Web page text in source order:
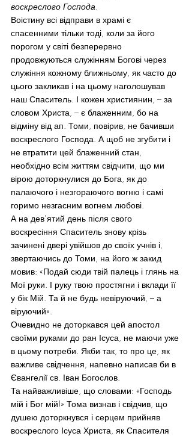
воскреслого Господа.
Воістину всі відправи в храмі є
спасенними тільки тоді, коли за його
порогом у світі безперервно
продовжуються служінням Богові через
служіння кожному ближньому, як часто до
цього закликав і на цьому наголошував
наш Спаситель. І кожен християнин, – за
словом Христа, – є блаженним, бо на
відміну від ап. Томи, повірив, не бачивши
воскреслого Господа. А щоб не згубити і
не втратити цей блаженний стан,
необхідно всім життям свідчити, що ми
вірою доторкнулися до Бога, як до
палаючого і незгораючого вогню і самі
горимо незгасним вогнем любові.
А на дев’ятий день після свого
воскресіння Спаситель знову крізь
зачинені двері увійшов до своїх учнів і,
звертаючись до Томи, на його ж закид
мовив: «Подай сюди твій палець і глянь на
Мої руки. І руку твою простягни і вклади її
у бік Мій. Та й не будь невіруючий, – а
віруючий».
Очевидно не доторкався цей апостол
своїми руками до ран Ісуса, не маючи уже
в цьому потреби. Якби так, то про це, як
важливе свідчення, напевно написав би в
Євангелії св. Іван Богослов.
Та найважливіше, що словами: «Господь
мій і Бог мій!» Тома визнав і свідчив, що
душею доторкнувся і серцем прийняв
воскреслого Ісуса Христа, як Спасителя